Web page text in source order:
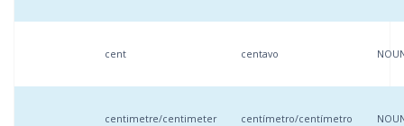
cent centavo
centimetre/centimeter centímetro/centímetro